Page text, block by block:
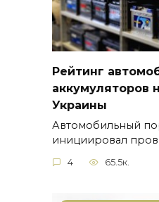
Рейтинг
аккумуляторов
Украины
Автомобильный
инициировал
4 65.5к.